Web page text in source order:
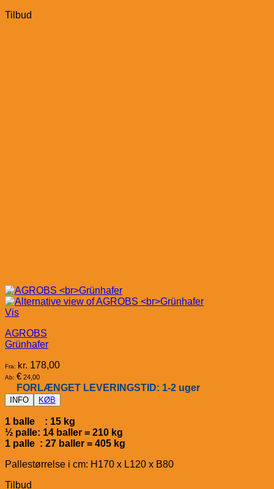
Tilbud
Vis
AGROBS
Grünhafer
Fra: kr. 178,00
Ab: € 24,00
FORLÆNGET LEVERINGSTID: 1-2 uger
INFO KØB
1 balle : 15 kg
½ palle: 14 baller = 210 kg
1 palle : 27 baller = 405 kg
Pallestørrelse i cm: H170 x L120 x B80
Tilbud